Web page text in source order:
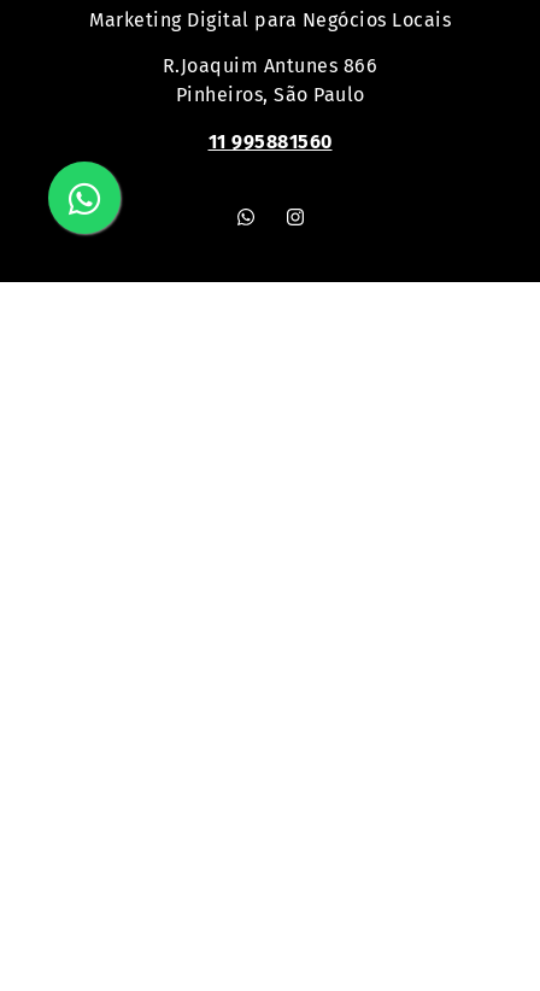
Marketing Digital para Negócios Locais
R.Joaquim Antunes 866
Pinheiros, São Paulo
11 995881560